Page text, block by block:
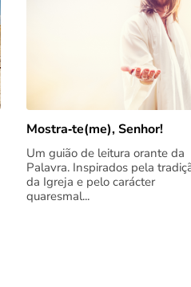
Mostra‑te(me), Senhor!
Um guião de leitura orante da
Palavra. Inspirados pela
da Igreja e pelo carácter
quaresmal...